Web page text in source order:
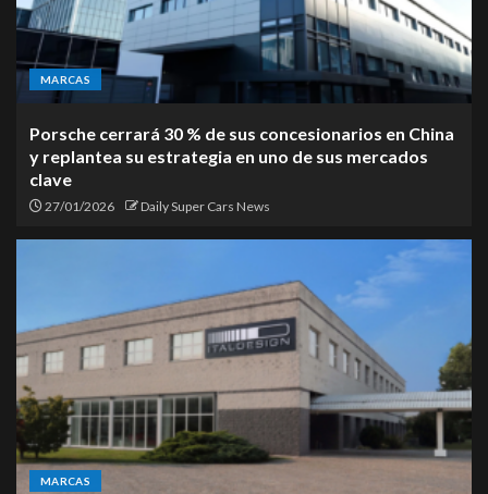
MARCAS
Porsche cerrará 30 % de sus concesionarios en China
y replantea su estrategia en uno de sus mercados
clave
27/01/2026 Daily Super Cars News
MARCAS